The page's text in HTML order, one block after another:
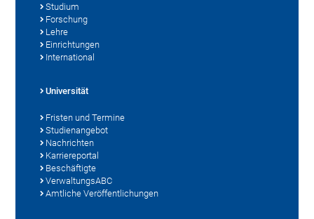
Studium
Forschung
Lehre
Einrichtungen
International
Universität
Fristen und Termine
Studienangebot
Nachrichten
Karriereportal
Beschäftigte
VerwaltungsABC
Amtliche Veröffentlichungen